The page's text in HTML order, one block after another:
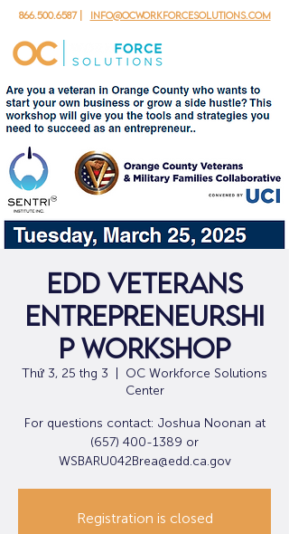
866.500.6587| info@ocworkforcesolutions.com
EDD Veterans
Entrepreneurshi
p Workshop
Thứ 3, 25 thg 3
OC Workforce Solutions
Center
For questions contact: Joshua Noonan at
(657) 400-1389 or
WSBARU042Brea@edd.ca.gov
Registration is closed